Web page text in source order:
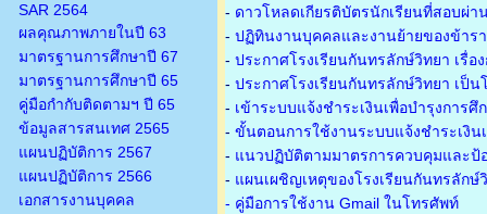
SAR 2564
ผลคุณภาพภายในปี 63
มาตรฐานการศึกษาปี 67
มาตรฐานการศึกษาปี 65
คู่มือกำกับติดตามฯ ปี 65
ข้อมูลสารสนเทศ 2565
แผนปฏิบัติการ 2567
แผนปฏิบัติการ 2566
เอกสารงานบุคคล
- ดาวโหลดเกียรติบัตรนักเรียนที่สอบผ่
- ปฏิทินงานบุคคลและงานย้ายของข้าร
- ประกาศโรงเรียนกันทรลักษ์วิทยา เรื่
- ประกาศโรงเรียนกันทรลักษ์วิทยา เป็
- เข้าระบบแจ้งชำระเงินเพื่อบำรุงการศึ
- ขั้นตอนการใช้งานระบบแจ้งชำระเงิน
- แนวปฏิบัติตามมาตรการควบคุมและป้
- แผนเผชิญเหตุของโรงเรียนกันทรลัก
- คู่มือการใช้งาน Gmail ในโทรศัพท์